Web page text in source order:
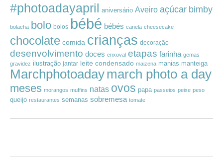
#photoadayapril aniversário Aveiro açúcar bimby
bolacha bolo bolos bébé bébés canela cheesecake
chocolate comida crianças decoração
desenvolvimento doces enxoval etapas farinha gemas
gravidez ilustração jantar leite condensado maizena manias manteiga
Marchphotoadaymarch photo a day
meses morangos muffins natas ovos papa passeios peixe peso
queijo restaurantes semanas sobremesa tomate